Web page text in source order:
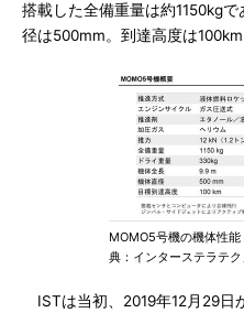
搭載した全備重量は約1150kg
径は500mm。到達高度は100km
MOMO5号機の機体性
典：インターステラテ
ISTは当初、2019年12月29日